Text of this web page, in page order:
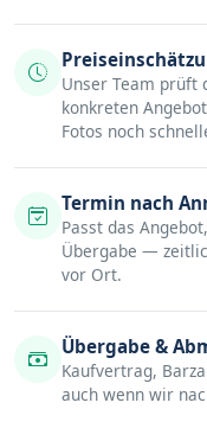
Unser Team prüft
konkreten
Fotos noch
Termin nach
Passt das
Übergabe —
vor Ort.
Übergabe &
Kaufvertrag,
auch wenn wir